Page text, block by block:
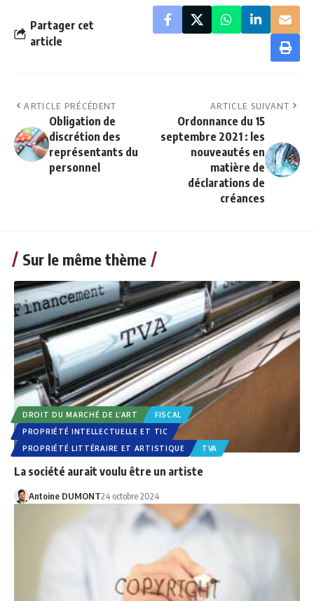
Partager cet
article
ARTICLE PRÉCÉDENT
Obligation de
discrétion des
représentants du
personnel
ARTICLE SUIVANT
Ordonnance du 15
septembre 2021 : les
nouveautés en
matière de
déclarations de
créances
Sur le même thème
DROIT DU MARCHÉ DE L’ART
FISCAL
PROPRIÉTÉ INTELLECTUELLE ET TIC
PROPRIÉTÉ LITTÉRAIRE ET ARTISTIQUE
TVA
La société aurait voulu être un artiste
Antoine DUMONT24 octobre 2024